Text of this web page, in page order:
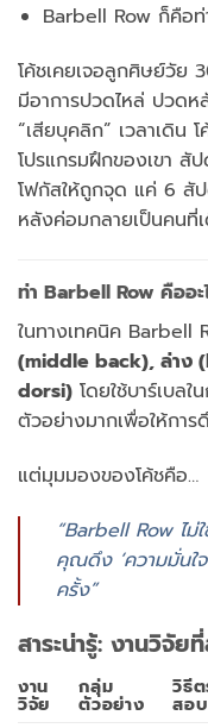
Barbell Row ก็คือ
โค้ชเคยเจอลูกศิษย์วัย
มีอาการปวดไหล่ ปวดห
“เสียบุคลิก” เวลาเดิน
โปรแกรมฝึกของเขา สั
โฟกัสให้ถูกจุด แค่ 6 สั
หลังค่อมกลายเป็นคน
ท่า Barbell Row คืออ
ในทางเทคนิค Barbell
(middle back), ล่าง
dorsi) โดยใช้บาร์เบล
ตัวอย่างมากเพื่อให้การ
แต่มุมมองของโค้ชคือ…
“Barbell Row ไ
คุณดึง ‘ความมั่นใ
ครั้ง”
สาระน่ารู้: งานวิจั
งาน
วิจัย
กลุ่ม
ตัวอย่าง
วิธี
สอบ